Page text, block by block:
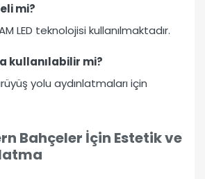
mi?
LED teknolojisi kullanılmaktadır.
kullanılabilir mi?
yolu aydınlatmaları için
Bahçeler İçin Estetik ve